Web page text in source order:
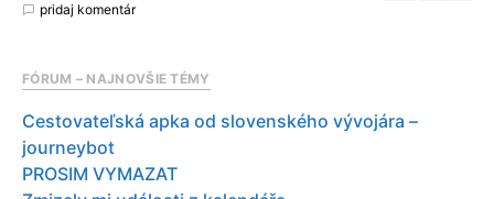
pridaj komentár
FÓRUM – NAJNOVŠIE TÉMY
Cestovateľská apka od slovenského vývojára –
journeybot
PROSIM VYMAZAT